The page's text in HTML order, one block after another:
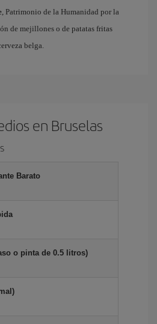
, Patrimonio de la Humanidad por la
de mejillones o de patatas fritas
belga.
en Bruselas
Barato
o pinta de 0.5 litros)